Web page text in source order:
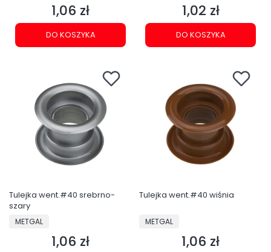
Cena
1,06 zł
DO KOSZYKA
Cena
1,02 zł
DO KOSZYKA
Tulejka went.#40 srebrno-
szary
PRODUCENT
METGAL
Cena
1,06 zł
Tulejka went.#40 wiśnia
PRODUCENT
METGAL
Cena
1,06 zł